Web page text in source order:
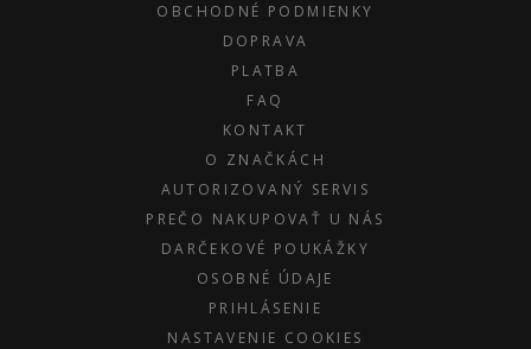
OBCHODNÉ PODMIENKY
DOPRAVA
PLATBA
FAQ
KONTAKT
O ZNAČKÁCH
AUTORIZOVANÝ SERVIS
PREČO NAKUPOVAŤ U NÁS
DARČEKOVÉ POUKÁŽKY
OSOBNÉ ÚDAJE
PRIHLÁSENIE
NASTAVENIE COOKIES